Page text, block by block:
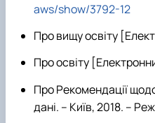
aws/show/3792-12
Про вищу освіту
Про освіту
Про Рекомендації
дані. – Київ, 2018. –